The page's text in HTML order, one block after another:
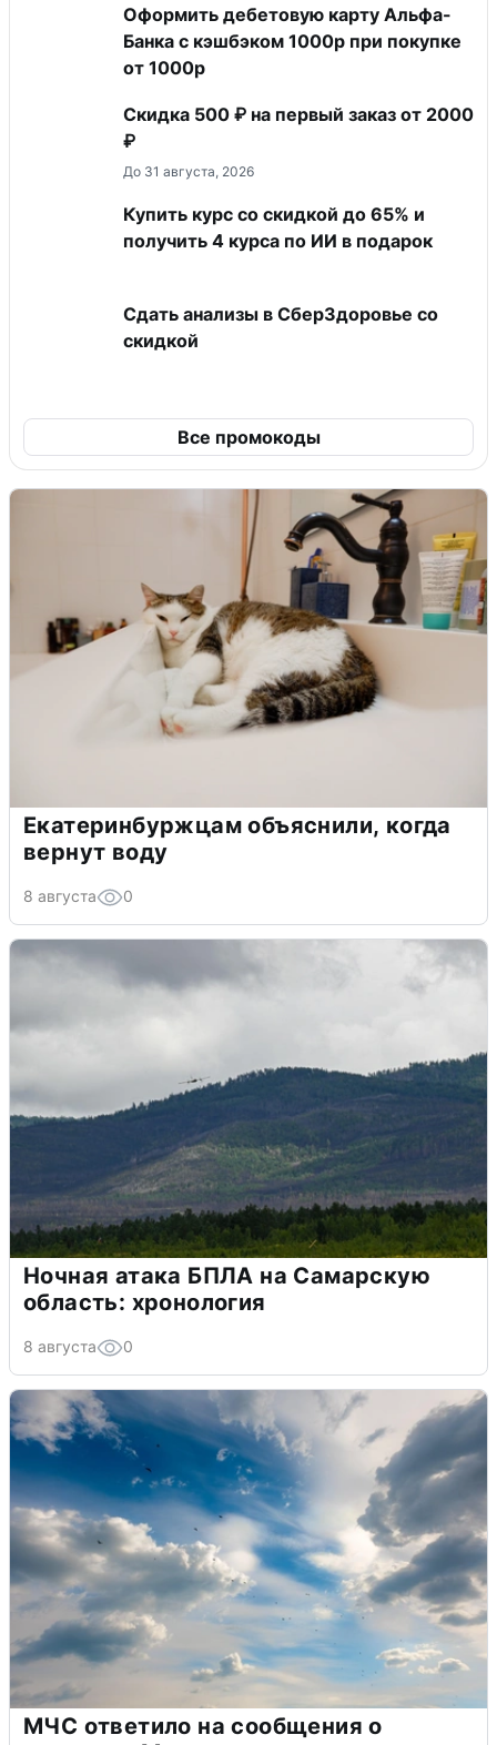
Оформить дебетовую карту Альфа-
Банка с кэшбэком 1000р при покупке
от 1000р
Скидка 500 ₽ на первый заказ от 2000
₽
До 31 августа, 2026
Купить курс со скидкой до 65% и
получить 4 курса по ИИ в подарок
Сдать анализы в СберЗдоровье со
скидкой
Все промокоды
Екатеринбуржцам объяснили, когда
вернут воду
8 августа 0
Ночная атака БПЛА на Самарскую
область: хронология
8 августа 0
МЧС ответило на сообщения о